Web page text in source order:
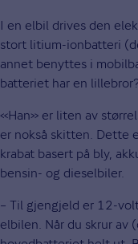
I en elbil drives den
stort litium-ionbatteri
annet benyttes i
batteriet har en lillebror?
«Han» er liten av
er nokså skitten. Dette
krabat basert på bly,
bensin- og dieselbiler.
– Til gjengjeld er 12-
elbilen. Når du skrur av